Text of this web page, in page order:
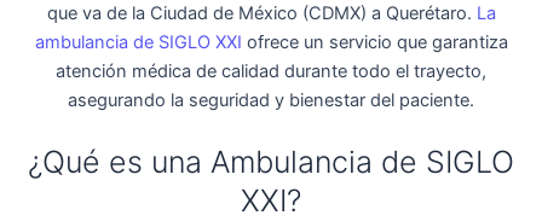
que va de la Ciudad de México (CDMX) a Querétaro. La
ambulancia de SIGLO XXI ofrece un servicio que garantiza
atención médica de calidad durante todo el trayecto,
asegurando la seguridad y bienestar del paciente.
¿Qué es una Ambulancia de SIGLO
XXI?